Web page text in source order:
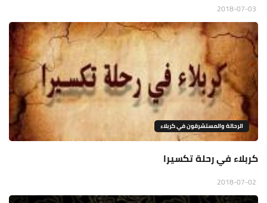
الرحالة والمستشرقون في كربلاء
كربلاء في رحلة تكسيرا